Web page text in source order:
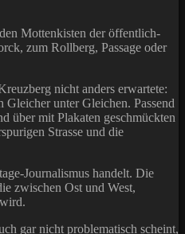
Mottenkisten der öffentlich-
zum Rollberg, Passage oder
nicht anders erwartete:
unter Gleichen. Passend
über mit Plakaten geschmückten
Strasse und die
Journalismus handelt. Die
zwischen Ost und West,
gar nicht problematisch scheint,